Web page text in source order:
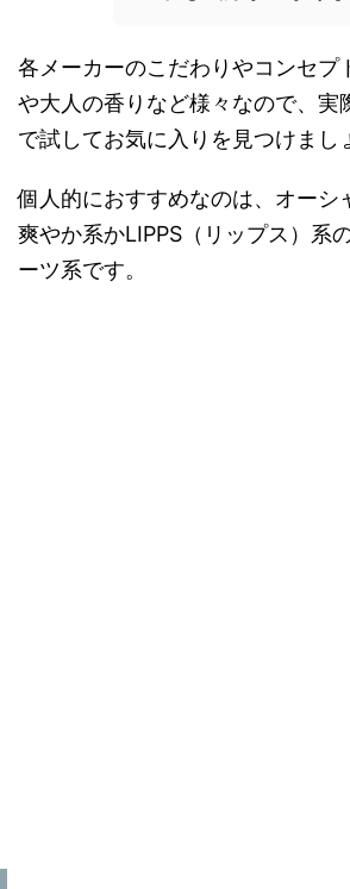
各メーカーのこだわりやコンセプ
や大人の香りなど様々なので、実
で試してお気に入りを見つけまし
個人的におすすめなのは、オーシ
爽やか系かLIPPS（リップス）系
ーツ系です。